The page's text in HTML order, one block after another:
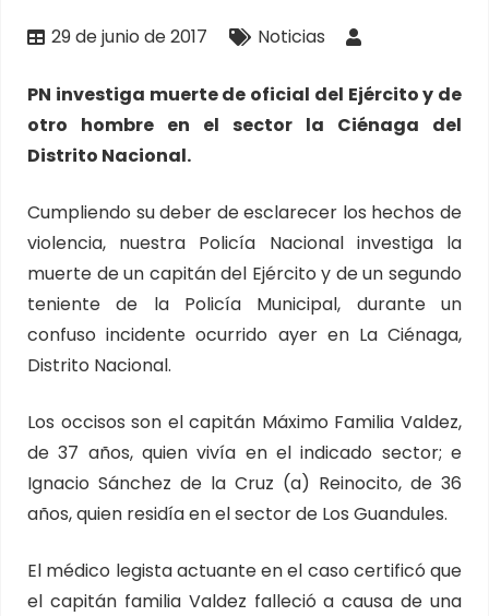
29 de junio de 2017 Noticias
PN investiga muerte de oficial del Ejército y de
otro hombre en el sector la Ciénaga del
Distrito Nacional.
Cumpliendo su deber de esclarecer los hechos de
violencia, nuestra Policía Nacional investiga la
muerte de un capitán del Ejército y de un segundo
teniente de la Policía Municipal, durante un
confuso incidente ocurrido ayer en La Ciénaga,
Distrito Nacional.
Los occisos son el capitán Máximo Familia Valdez,
de 37 años, quien vivía en el indicado sector; e
Ignacio Sánchez de la Cruz (a) Reinocito, de 36
años, quien residía en el sector de Los Guandules.
El médico legista actuante en el caso certificó que
el capitán familia Valdez falleció a causa de una